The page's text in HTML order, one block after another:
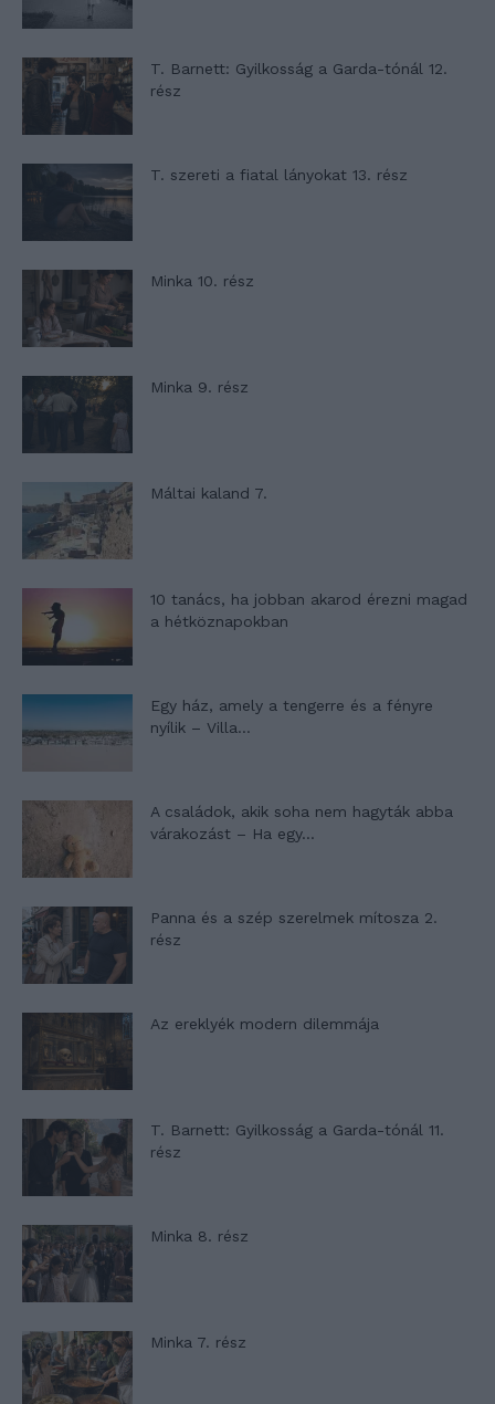
T. Barnett: Gyilkosság a Garda-tónál 12.
rész
T. szereti a fiatal lányokat 13. rész
Minka 10. rész
Minka 9. rész
Máltai kaland 7.
10 tanács, ha jobban akarod érezni magad
a hétköznapokban
Egy ház, amely a tengerre és a fényre
nyílik – Villa...
A családok, akik soha nem hagyták abba
várakozást – Ha egy...
Panna és a szép szerelmek mítosza 2.
rész
Az ereklyék modern dilemmája
T. Barnett: Gyilkosság a Garda-tónál 11.
rész
Minka 8. rész
Minka 7. rész